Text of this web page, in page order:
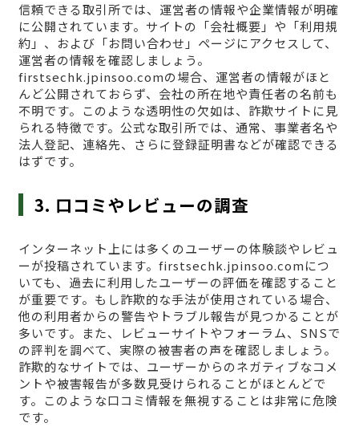
信頼できる取引所では、運営者の情報や企業情報が明確
に公開されています。サイトの「会社概要」や「利用規
約」、および「お問い合わせ」ページにアクセスして、
運営者の情報を確認しましょう。
firstsechk.jpinsoo.comの場合、運営者の情報がほと
んど公開されておらず、会社の所在地や責任者の名前も
不明です。このような透明性の欠如は、詐欺サイトに見
られる特徴です。公式な取引所では、通常、事業者名や
法人登記、連絡先、さらに登録証明書などが確認できる
はずです。
3. 口コミやレビューの調査
インターネット上には多くのユーザーの体験談やレビュ
ーが投稿されています。firstsechk.jpinsoo.comにつ
いても、過去に利用したユーザーの評価を確認すること
が重要です。もし詐欺的な手法が使用されている場合、
他の利用者からの警告やトラブル報告が見つかることが
多いです。また、レビューサイトやフォーラム、SNSで
の評判を調べて、実際の被害者の声を確認しましょう。
詐欺的なサイトでは、ユーザーからのネガティブなコメ
ントや被害報告が多数見受けられることがほとんどで
す。このような口コミ情報を無視することは非常に危険
です。